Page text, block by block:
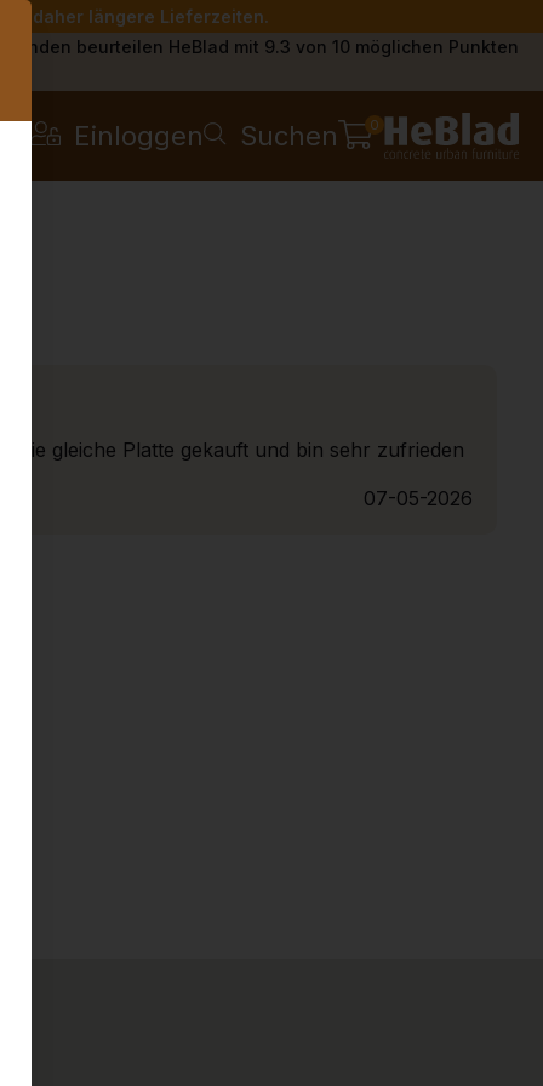
daher längere Lieferzeiten.
Kunden beurteilen HeBlad mit 9.3 von 10 möglichen Punkten
Einloggen Suchen 0
die gleiche Platte gekauft und bin sehr zufrieden
07-05-2026